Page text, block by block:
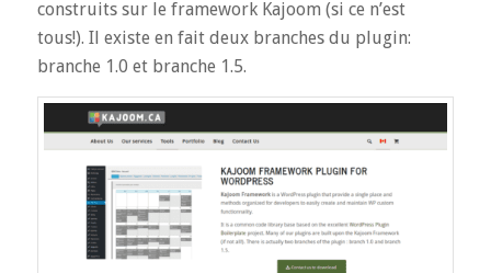
construits sur le framework Kajoom (si ce n’est
tous!). Il existe en fait deux branches du plugin:
branche 1.0 et branche 1.5.